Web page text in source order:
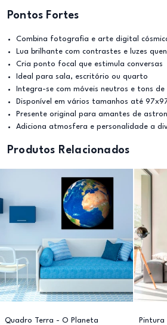
Pontos Fortes
Combina fotografia e arte digital
Lua brilhante com contrastes e luzes
Cria ponto focal que estimula conversas
Ideal para sala, escritório ou quarto
Integra-se com móveis neutros e tons de
Disponível em vários tamanhos até
Presente original para amantes de
Adiciona atmosfera e personalidade a
Produtos Relacionados
Quadro Terra - O Planeta Pintura